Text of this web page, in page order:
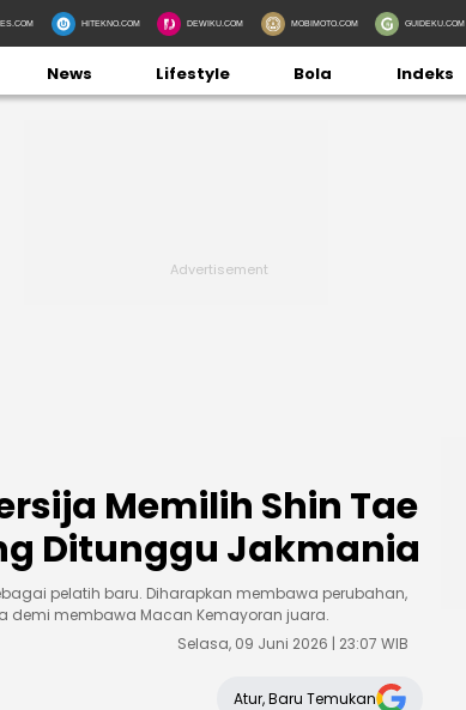
HITEKNO.COM DEWIKU.COM MOBIMOTO.COM GUIDEKU.COM
News Lifestyle Bola Indeks
Memilih Shin Tae
Ditunggu Jakmania
pelatih baru. Diharapkan membawa perubahan,
membawa Macan Kemayoran juara.
Selasa, 09 Juni 2026 | 23:07 WIB
Atur, Baru Temukan